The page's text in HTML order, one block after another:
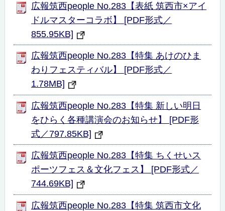
広報筑西people No.283【表紙 筑西市×アイ
ドルマスターコラボ】 [PDF形式／
855.95KB]
広報筑西people No.283【特集 あけのひま
わりフェスティバル】 [PDF形式／
1.78MB]
広報筑西people No.283【特集 新しい明日
をひらく各種講演会のお知らせ】 [PDF形
式／797.85KB]
広報筑西people No.283【特集 ちくせいス
ポーツフェス＆文化フェス】 [PDF形式／
744.69KB]
広報筑西people No.283【特集 筑西市文化